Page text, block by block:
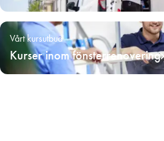
Vårt kursutbud
Kurser inom fönsterrenovering